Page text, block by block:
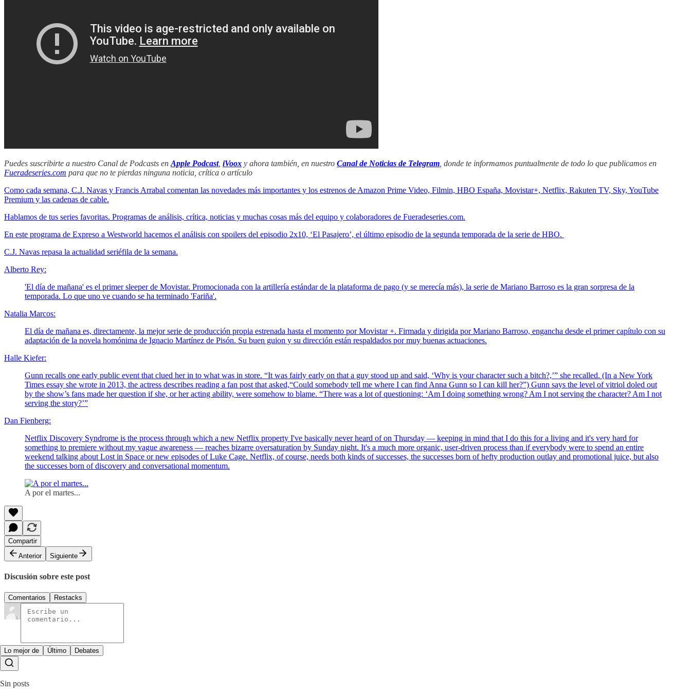
Puedes suscribirte a nuestro Canal de Podcasts en Apple Podcast, iVoox y ahora también, en nuestro Canal de Noticias de Telegram , donde te informamos puntualmente de todo lo que publicamos en
Fueradeseries.com para que no te pierdas ninguna noticia, crítica o artículo
Como cada semana, C.J. Navas y Francis Arrabal comentan las novedades más importantes y los estrenos de Amazon Prime Video, Filmin, HBO España, Movistar+, Netflix, Rakuten TV, Sky, YouTube
Premium y las cadenas de cable.
Hablamos de tus series favoritas. Programas de análisis, crítica, noticias y muchas cosas más del equipo y colaboradores de Fueradeseries.com.
En este programa de Expreso a Westworld hacemos el análisis con spoilers del episodio 2x10, ‘El Pasajero’, el último episodio de la segunda temporada de la serie de HBO.
C.J. Navas repasa la actualidad seriéfila de la semana.
Alberto Rey:
'El día de mañana' es el primer sleeper de Movistar. Promocionada con la artillería estándar de la plataforma de pago (y se merecía más), la serie de Mariano Barroso es la gran sorpresa de la
temporada. Lo que uno ve cuando se ha terminado 'Fariña'.
Natalia Marcos:
El día de mañana es, directamente, la mejor serie de producción propia estrenada hasta el momento por Movistar +. Firmada y dirigida por Mariano Barroso, engancha desde el primer capítulo con su
adaptación de la novela homónima de Ignacio Martínez de Pisón. Su buen guion y su dirección están respaldados por muy buenas actuaciones.
Halle Kiefer:
Gunn recalls one early public event that clued her in to what was in store. “It was fairly early on that a guy stood up and said, ‘Why is your character such a bitch?,’” she recalled. (In a New York
Times essay she wrote in 2013, the actress describes reading a fan post that asked,“Could somebody tell me where I can find Anna Gunn so I can kill her?”) Gunn says the level of vitriol doled out
by the show’s fans made her question if she, or her acting ability, were somehow to blame. “There was a lot of questioning: ‘Am I doing something wrong? Am I not serving the character? Am I not
serving the story?’”
Dan Fienberg:
Netflix Discovery Syndrome is the process through which a new Netflix property I've basically never heard of on Thursday — keeping in mind that I do this for a living and it's very hard for
something to premiere without my vague awareness — reaches bizarre oversaturation by Sunday night. It's a much more organic, user-driven process than if everybody were to spend an entire
weekend talking about Lost in Space or new episodes of Luke Cage. Netflix, of course, needs both kinds of successes, the successes born of hefty production outlay and promotional juice, but also
the successes born of discovery and conversational momentum.
A por el martes...
Compartir
Anterior
Siguiente
Discusión sobre este post
Comentarios Restacks
Lo mejor de Último Debates
Sin posts